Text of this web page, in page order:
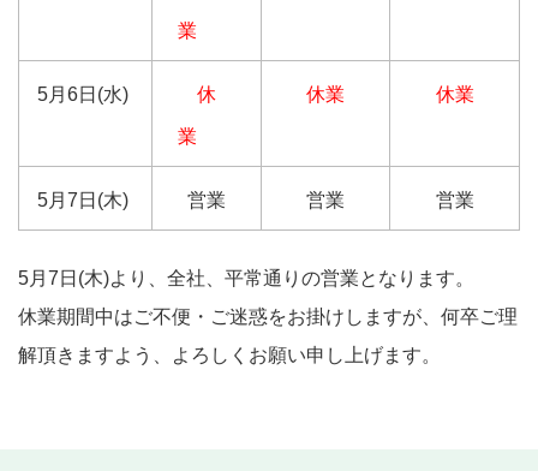
業
5月6日(水) 休
業
休業 休業
5月7日(木) 営業 営業 営業
5月7日(木)より、全社、平常通りの営業となります。
休業期間中はご不便・ご迷惑をお掛けしますが、何卒ご理
解頂きますよう、よろしくお願い申し上げます。